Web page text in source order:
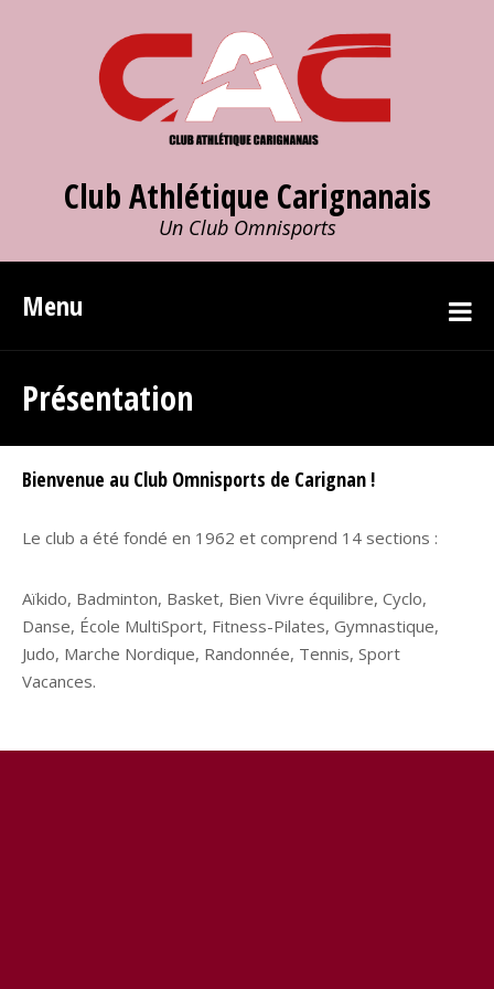
Club Athlétique Carignanais
Un Club Omnisports
Menu
Présentation
Bienvenue au Club Omnisports de Carignan !
Le club a été fondé en 1962 et comprend 14 sections :
Aïkido, Badminton, Basket, Bien Vivre équilibre, Cyclo,
Danse, École MultiSport, Fitness-Pilates, Gymnastique,
Judo, Marche Nordique, Randonnée, Tennis, Sport
Vacances.